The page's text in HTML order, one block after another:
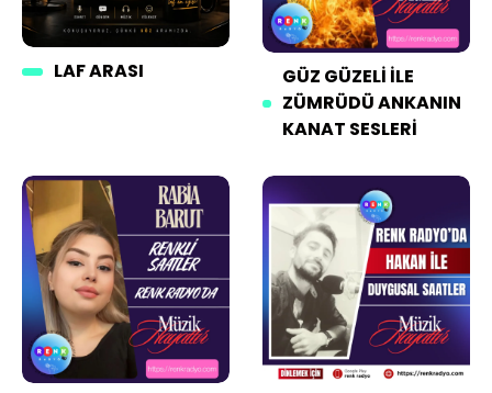
LAF ARASI
GÜZ GÜZELI İLE
ZÜMRÜDÜ ANKANIN
KANAT SESLERI